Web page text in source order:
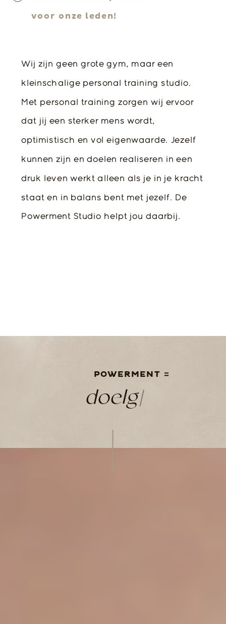
Wij zijn geen grote gym, maar een
kleinschalige personal training studio.
Met personal training zorgen wij ervoor
dat jij een sterker mens wordt,
optimistisch en vol eigenwaarde. Jezelf
kunnen zijn en doelen realiseren in een
druk leven werkt alleen als je in je kracht
staat en in balans bent met jezelf. De
Powerment Studio helpt jou daarbij.
voor onze leden!
POWERMENT =
elgeric